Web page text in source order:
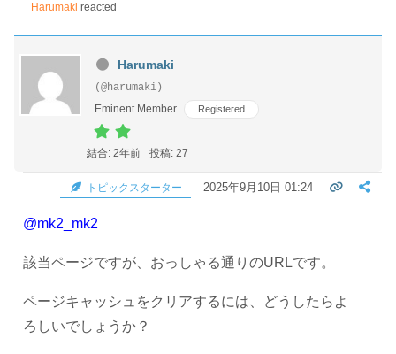
Harumaki reacted
Harumaki
(@harumaki)
Eminent Member
Registered
結合: 2年前 投稿: 27
トピックスターター 2025年9月10日 01:24
@mk2_mk2
該当ページですが、おっしゃる通りのURLです。
ページキャッシュをクリアするには、どうしたらよ
ろしいでしょうか？